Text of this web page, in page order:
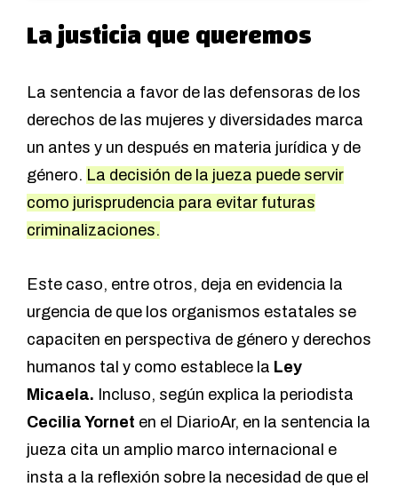
La justicia que queremos
La sentencia a favor de las defensoras de los
derechos de las mujeres y diversidades marca
un antes y un después en materia jurídica y de
género. La decisión de la jueza puede servir
como jurisprudencia para evitar futuras
criminalizaciones.
Este caso, entre otros, deja en evidencia la
urgencia de que los organismos estatales se
capaciten en perspectiva de género y derechos
humanos tal y como establece la Ley
Micaela. Incluso, según explica la periodista
Cecilia Yornet en el DiarioAr, en la sentencia la
jueza cita un amplio marco internacional e
insta a la reflexión sobre la necesidad de que el